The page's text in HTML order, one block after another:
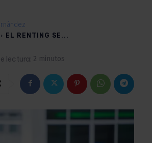
EL RENTING SE...
lectura: 2 minutos